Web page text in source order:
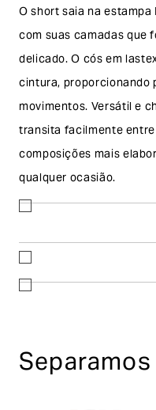
O short saia na
com suas camadas que
delicado. O cós em
cintura,
movimentos. Versátil e
transita facilmente
composições mais
qualquer ocasião.
dias corridos, a contar